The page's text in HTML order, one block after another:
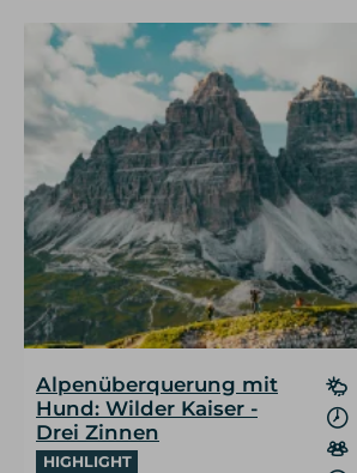
Alpenüberquerung mit
Hund: Wilder Kaiser -
Drei Zinnen
HIGHLIGHT